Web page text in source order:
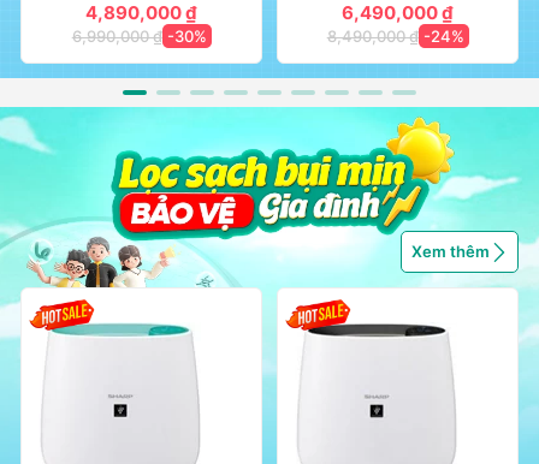
4,890,000 ₫
6,990,000 ₫ -30%
6,490,000 ₫
8,490,000 ₫ -24%
Xem thêm